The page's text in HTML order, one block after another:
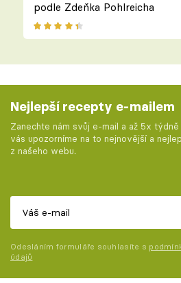
podle Zdeňka Pohlreicha
Nejlepší recepty e-mailem
Zanechte nám svůj e-mail a až 5x týdně
vás upozorníme na to nejnovější a
z našeho webu.
Odesláním formuláře souhlasíte s
údajů